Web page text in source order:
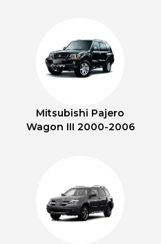
Mitsubishi Pajero
Wagon III 2000-2006